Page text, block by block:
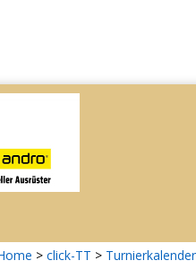
> click-TT > Turnierkalender